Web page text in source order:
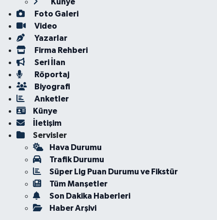
Künye
Foto Galeri
Video
Yazarlar
Firma Rehberi
Seri İlan
Röportaj
Biyografi
Anketler
Künye
İletişim
Servisler
Hava Durumu
Trafik Durumu
Süper Lig Puan Durumu ve Fikstür
Tüm Manşetler
Son Dakika Haberleri
Haber Arşivi